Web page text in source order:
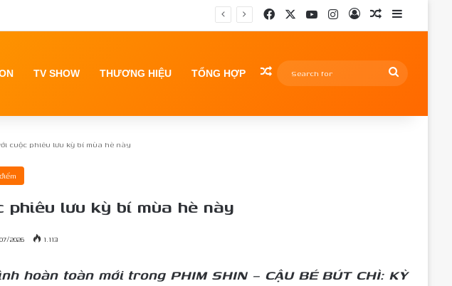
FacebookYouTubeInstagram
Log InRandom Article
Sidebar
TV SHOW THƯƠNG HIỆU TỔNG HỢP Random Article
Search
cuộc phiêu lưu kỳ bí mùa hè này
phiêu lưu kỳ bí mùa hè này
2026 1.113
hoàn toàn mới trong PHIM SHIN – CẬU BÉ BÚT CHÌ: KỲ